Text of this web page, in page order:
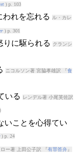
) p. 103
われを忘れる ル・カレ
) p. 301
りに駆られる クランシ
ニコルソン著 宮脇孝雄訳 『食
いる レンデル著 小尾芙佐訳
いことを心得てい
) p. 24
ロー著 上田公子訳 『有罪答弁』